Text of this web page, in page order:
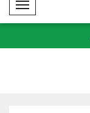
Mobil Menü